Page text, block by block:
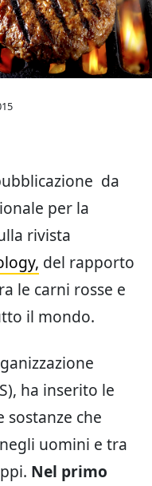
da
per la
rivista
del rapporto
le carni rosse e
il mondo.
ha inserito le
sostanze che
uomini e tra
Nel primo